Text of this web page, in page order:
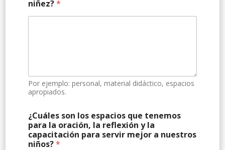
niñez?*
Por ejemplo: personal, material didáctico, espacios
apropiados.
¿Cuáles son los espacios que tenemos
para la oración, la reflexión y la
capacitación para servir mejor a nuestros
niños?*